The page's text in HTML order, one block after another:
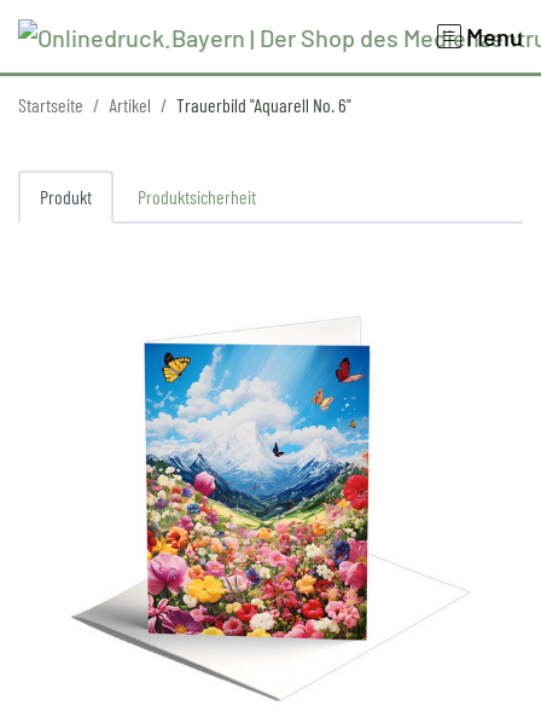
Menu
Startseite Artikel Trauerbild "Aquarell No. 6"
Produkt Produktsicherheit